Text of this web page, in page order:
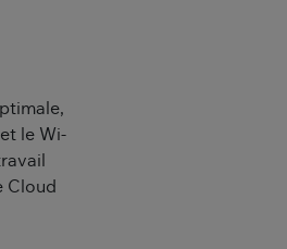
le Wi-
Cloud